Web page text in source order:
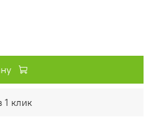
1 клик